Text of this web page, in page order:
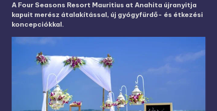
A Four Seasons Resort Mauritius at Anahita újranyitja
kapuit merész átalakítással, új gyógyfürdő- és étkezési
koncepciókkal.